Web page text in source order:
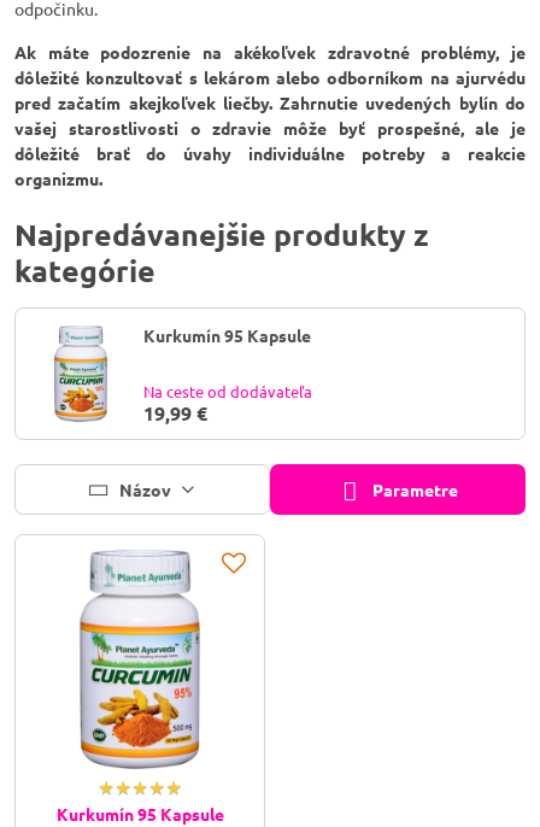
odpočinku.
Ak máte podozrenie na akékoľvek zdravotné problémy, je
dôležité konzultovať s lekárom alebo odborníkom na ajurvédu
pred začatím akejkoľvek liečby. Zahrnutie uvedených bylín do
vašej starostlivosti o zdravie môže byť prospešné, ale je
dôležité brať do úvahy individuálne potreby a reakcie
organizmu.
Najpredávanejšie produkty z
kategórie
Kurkumín 95 Kapsule
Na ceste od dodávateľa
19,99 €
Názov Parametre
Kurkumín 95 Kapsule